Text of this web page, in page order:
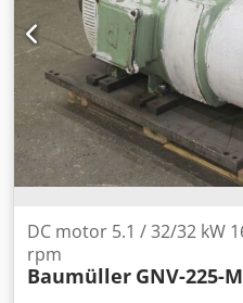
DC motor 5.1 / 32/32 kW
rpm
Baumüller GNV-225-M